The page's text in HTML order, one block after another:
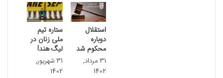
استقلال
دوباره
محکوم شد
31 مرداد,
1402
ستاره تیم
ملی زنان در
لیگ هند!
31 شهریور,
1402